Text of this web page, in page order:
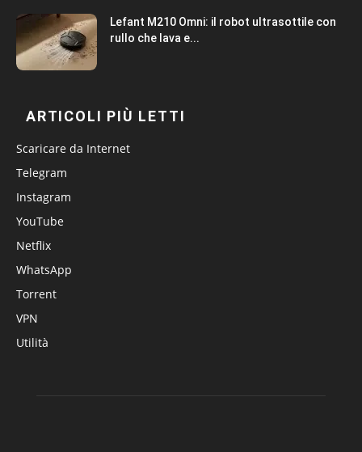
Lefant M210 Omni: il robot ultrasottile con
rullo che lava e...
ARTICOLI PIÙ LETTI
Scaricare da Internet
Telegram
Instagram
YouTube
Netflix
WhatsApp
Torrent
VPN
Utilità